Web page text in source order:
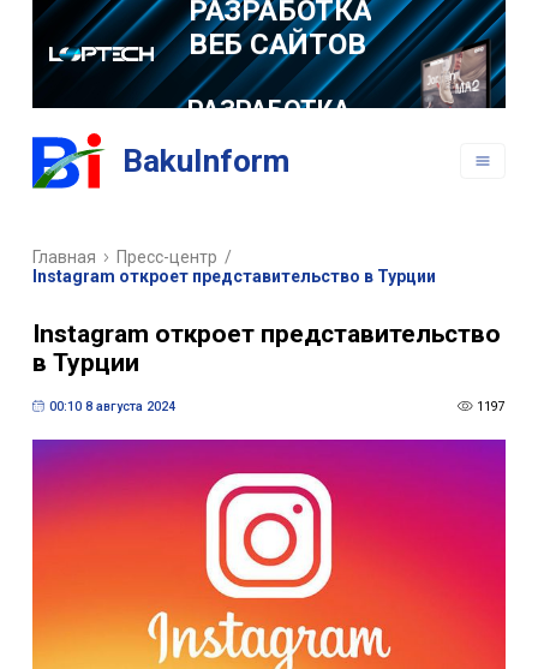
РАЗРАБОТКА
МОБИЛЬНЫХ
ПРИЛОЖЕНИЙ
BakuInform
Главная Пресс-центр /
Instagram откроет представительство в Турции
Instagram откроет представительство
в Турции
00:10 8 августа 2024 1197